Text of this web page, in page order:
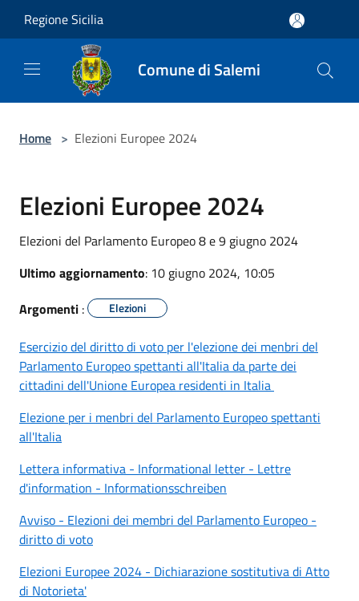
Regione Sicilia
Comune di Salemi
Home > Elezioni Europee 2024
Elezioni Europee 2024
Elezioni del Parlamento Europeo 8 e 9 giugno 2024
Ultimo aggiornamento: 10 giugno 2024, 10:05
Argomenti : Elezioni
Esercizio del diritto di voto per l'elezione dei menbri del
Parlamento Europeo spettanti all'Italia da parte dei
cittadini dell'Unione Europea residenti in Italia
Elezione per i menbri del Parlamento Europeo spettanti
all'Italia
Lettera informativa - Informational letter - Lettre
d'information - Informationsschreiben
Avviso - Elezioni dei membri del Parlamento Europeo -
diritto di voto
Elezioni Europee 2024 - Dichiarazione sostitutiva di Atto
di Notorieta'